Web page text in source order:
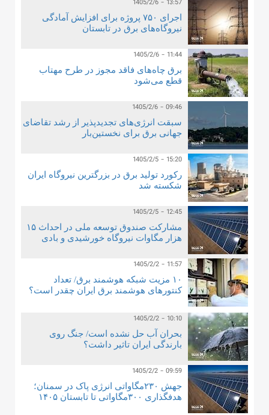
1405/2/6 - 13:57
اجرای ۷۵۰ پروژه برای افزایش آمادگی‌
نیروگاه‌های برق در تابستان
1405/2/6 - 11:44
برق چاه‌های فاقد مجوز در طرح مهتاب
قطع می‌شود
1405/2/6 - 09:46
سبقت انرژی‌های تجدیدپذیر از رشد تقاضای
جهانی برق برای نخستین‌بار
1405/2/5 - 15:20
رکورد تولید برق در بزرگترین نیروگاه ایران
شکسته شد
1405/2/5 - 12:45
مشارکت صندوق توسعه ملی در احداث ۱۵
هزار مگاوات نیروگاه خورشیدی و بادی
1405/2/2 - 11:57
۱۰ مزیت شبکه هوشمند برق/ تعداد
کنتورهای هوشمند برق ایران چقدر است؟
1405/2/2 - 10:10
بحران آب حل نشده است/ جنگ روی
بارندگی ایران تاثیر داشت؟
1405/2/2 - 09:59
جهش ۲۳۰مگاواتی انرژی پاک در سمنان؛
هدفگذاری ۳۰۰مگاواتی تا تابستان ۱۴۰۵